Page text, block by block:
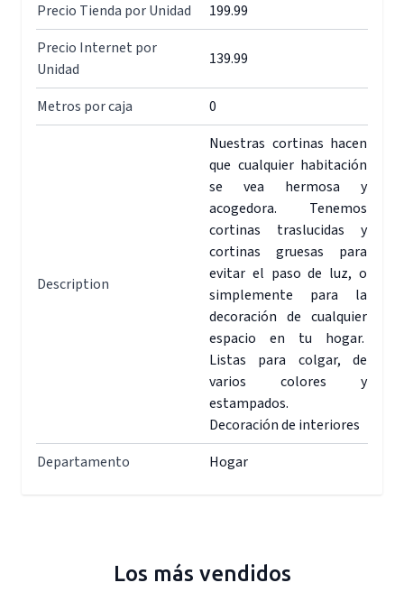
Precio Tienda por Unidad
199.99
Precio Internet por
Unidad
139.99
Metros por caja 0
Description
Nuestras cortinas hacen
que cualquier habitación
se vea hermosa y
acogedora. Tenemos
cortinas traslucidas y
cortinas gruesas para
evitar el paso de luz, o
simplemente para la
decoración de cualquier
espacio en tu hogar.
Listas para colgar, de
varios colores y
estampados.
Decoración de interiores
Departamento
Hogar
Los más vendidos